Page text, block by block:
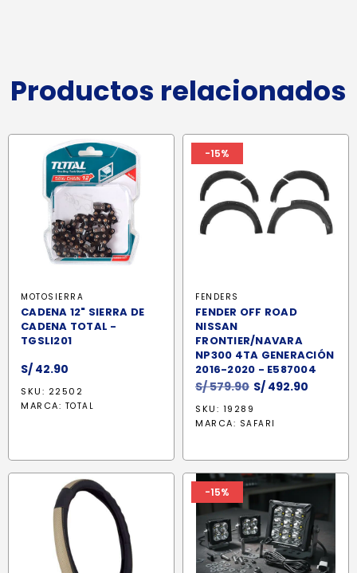
Productos relacionados
MOTOSIERRA
CADENA 12" SIERRA DE
CADENA TOTAL -
TGSLI201
S/ 42.90
SKU: 22502
MARCA: TOTAL
-15%
FENDERS
FENDER OFF ROAD
NISSAN
FRONTIER/NAVARA
NP300 4TA GENERACIÓN
2016-2020 - E587004
S/579.90 El
original
S/ 492.90
SKU: 19289
MARCA: SAFARI
-15%